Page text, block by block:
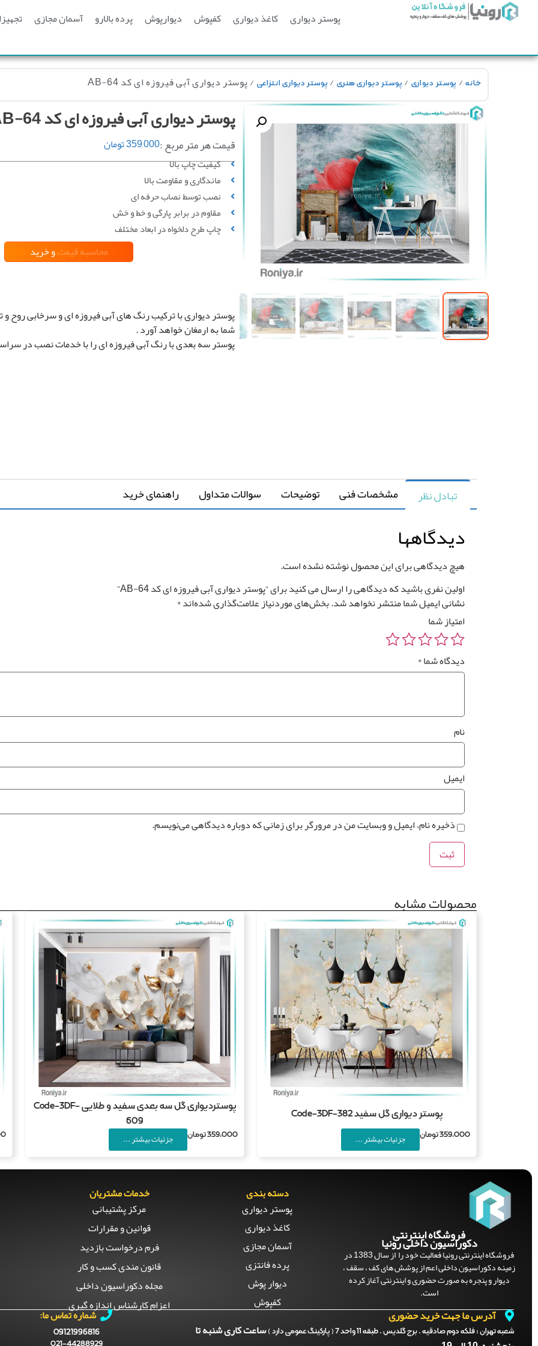
پوستر دیواری کاغذ دیواری کفپوش دیوارپوش پرده بالارو آسمان مجازی
خانه/ پوستر دیواری / پوستر دیواری هنری / پوستر دیواری انتزاعی / پوستر دیواری آبی فیروزه ای کد AB-64
پوستر دیواری آبی فیروزه ای کد AB-64
قیمت هر متر مربع :359,000تومان
کیفیت چاپ بالا
ماندگاری و مقاومت بالا
نصب توسط نصاب حرفه ای
مقاوم در برابر پارگی و خط‌ و خش
چاپ طرح دلخواه در ابعاد مختلف
محاسبه قیمتو خرید
کشیدگی در عرض
-
-
دیواری
پوستر دیواری با ترکیب رنگ های آبی فیروزه ای و سرخابی روح و
شما به ارمغان خواهد آورد .
پوستر سه بعدی با رنگ آبی فیروزه ای را با خدمات نصب در
تبادل نظر مشخصات فنی توضیحات سوالات متداول راهنمای خرید
دیدگاهها
هیچ دیدگاهی برای این محصول نوشته نشده است.
اولین نفری باشید که دیدگاهی را ارسال می کنید برای “پوستر دیواری آبی فیروزه ای کد AB-64”
نشانی ایمیل شما منتشر نخواهد شد.بخش‌های موردنیاز علامت‌گذاری شده‌اند*
امتیاز شما
دیدگاه شما*
نام
ایمیل
ذخیره نام، ایمیل و وبسایت من در مرورگر برای زمانی که دوباره دیدگاهی می‌نویسم.
محصولات مشابه
پوستر دیواری گل سفید Code-3DF-382
359,000تومان جزئیات بیشتر ...
پوستردیواری گل سه بعدی سفید و طلایی Code-3DF-
609
359,000تومان جزئیات بیشتر ...
فروشگاه اینترنتی
دکوراسیون داخلی رونیا
فروشگاه اینترنتی رونیا فعالیت خود را از سال 1383 در
زمینه دکوراسیون داخلی اعم از پوشش های کف ، سقف ،
دیوار و پنجره به صورت حضوری و اینترنتی آغاز کرده
است.
دسته بندی
پوستر دیواری
کاغذ دیواری
آسمان مجازی
پرده فانتزی
دیوار پوش
کفپوش
خدمات مشتریان
مرکز پشتیبانی
قوانین و مقرارات
فرم درخواست بازدید
قانون مندی کسب و کار
مجله دکوراسیون داخلی
اعزام کارشناس اندازه گیری
آدرس ما جهت خرید حضوری
شعبه تهران :فلکه دوم صادقیه . برج گلدیس . طبقه 11 واحد 7 ( پارکینگ عمومی دارد )
ساعت کاری شنبه تا
شماره تماس ما:
09121996816